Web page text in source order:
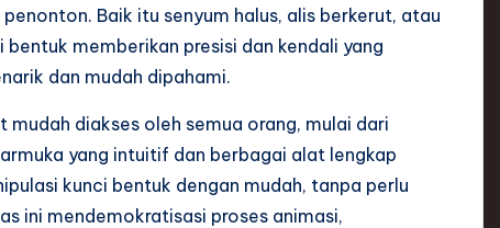
Baik itu senyum halus, alis berkerut, atau
memberikan presisi dan kendali yang
dan mudah dipahami.
diakses oleh semua orang, mulai dari
yang intuitif dan berbagai alat lengkap
kunci bentuk dengan mudah, tanpa perlu
ini mendemokratisasi proses animasi,